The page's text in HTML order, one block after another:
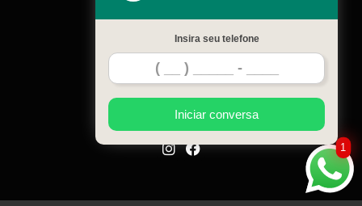
Contato
Mapa do site
1
Insira seu telefone
Iniciar conversa